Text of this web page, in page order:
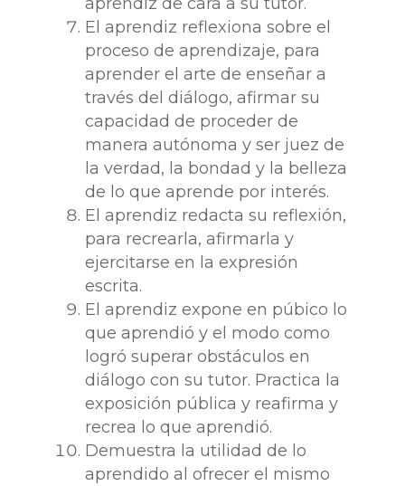
El aprendiz reflexiona sobre el
proceso de aprendizaje, para
aprender el arte de enseñar a
través del diálogo, afirmar su
capacidad de proceder de
manera autónoma y ser juez de
la verdad, la bondad y la belleza
de lo que aprende por interés.
El aprendiz redacta su reflexión,
para recrearla, afirmarla y
ejercitarse en la expresión
escrita.
El aprendiz expone en púbico lo
que aprendió y el modo como
logró superar obstáculos en
diálogo con su tutor. Practica la
exposición pública y reafirma y
recrea lo que aprendió.
Demuestra la utilidad de lo
aprendido al ofrecer el mismo